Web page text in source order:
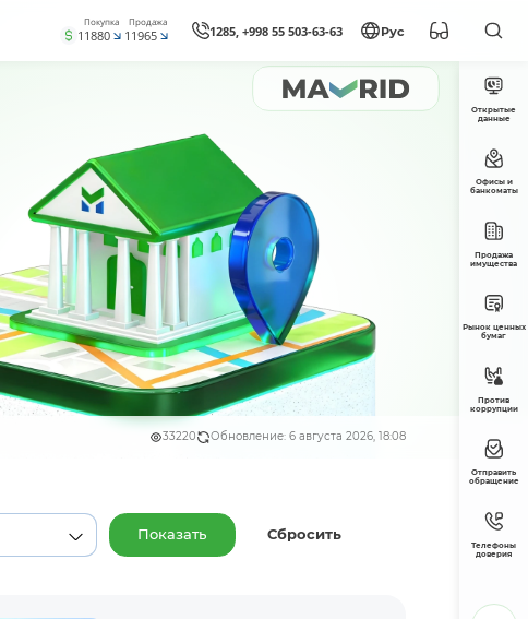
Покупка
11880
Продажа
11965 1285, +998 55 503-63-63 Рус
33220 Обновление: 6 августа 2026, 18:08
Показать Сбросить
Открытые
данные
Офисы и
банкоматы
Продажа
имущества
Рынок ценных
бумаг
Против
коррупции
Отправить
обращение
Телефоны
доверия